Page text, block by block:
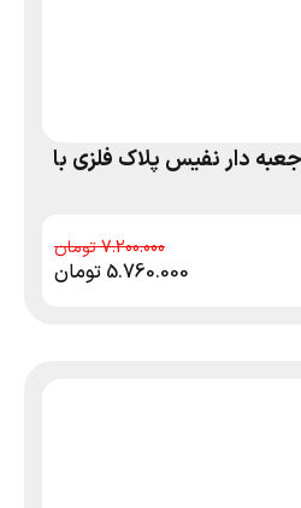
دار نفیس پلاک فلزی با
7.200.000
5.760.000 تومان